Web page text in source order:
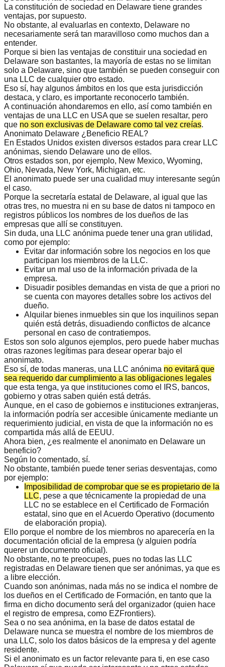
La constitución de sociedad en Delaware tiene grandes
ventajas, por supuesto.
No obstante, al evaluarlas en contexto, Delaware no
necesariamente será tan maravilloso como muchos dan a
entender.
Porque si bien las ventajas de constituir una sociedad en
Delaware son bastantes, la mayoría de estas no se limitan
solo a Delaware, sino que también se pueden conseguir con
una LLC de cualquier otro estado.
Eso sí, hay algunos ámbitos en los que esta jurisdicción
destaca, y claro, es importante reconocerlo también.
A continuación ahondaremos en ello, así como también en
ventajas de una LLC en USA que se suelen resaltar, pero
que no son exclusivas de Delaware como tal vez creías.
Anonimato Delaware ¿Beneficio REAL?
En Estados Unidos existen diversos estados para crear LLC
anónimas, siendo Delaware uno de ellos.
Otros estados son, por ejemplo, New Mexico, Wyoming,
Ohio, Nevada, New York, Michigan, etc.
El anonimato puede ser una cualidad muy interesante según
el caso.
Porque la secretaría estatal de Delaware, al igual que las
otras tres, no muestra ni en su base de datos ni tampoco en
registros públicos los nombres de los dueños de las
empresas que allí se constituyen.
Sin duda, una LLC anónima puede tener una gran utilidad,
como por ejemplo:
Evitar dar información sobre los negocios en los que
participan los miembros de la LLC.
Evitar un mal uso de la información privada de la
empresa.
Disuadir posibles demandas en vista de que a priori no
se cuenta con mayores detalles sobre los activos del
dueño.
Alquilar bienes inmuebles sin que los inquilinos sepan
quién está detrás, disuadiendo conflictos de alcance
personal en caso de contratiempos.
Estos son solo algunos ejemplos, pero puede haber muchas
otras razones legítimas para desear operar bajo el
anonimato.
Eso sí, de todas maneras, una LLC anónima no evitará que
sea requerido dar cumplimiento a las obligaciones legales
que esta tenga, ya que instituciones como el IRS, bancos,
gobierno y otras saben quién está detrás.
Aunque, en el caso de gobiernos e instituciones extranjeras,
la información podría ser accesible únicamente mediante un
requerimiento judicial, en vista de que la información no es
compartida más allá de EEUU.
Ahora bien, ¿es realmente el anonimato en Delaware un
beneficio?
Según lo comentado, sí.
No obstante, también puede tener serias desventajas, como
por ejemplo:
Imposibilidad de comprobar que se es propietario de la
LLC, pese a que técnicamente la propiedad de una
LLC no se establece en el Certificado de Formación
estatal, sino que en el Acuerdo Operativo (documento
de elaboración propia).
Ello porque el nombre de los miembros no aparecería en la
documentación oficial de la empresa (y alguien podría
querer un documento oficial).
No obstante, no te preocupes, pues no todas las LLC
registradas en Delaware tienen que ser anónimas, ya que es
a libre elección.
Cuando son anónimas, nada más no se indica el nombre de
los dueños en el Certificado de Formación, en tanto que la
firma en dicho documento será del organizador (quien hace
el registro de empresa, como EZFrontiers).
Sea o no sea anónima, en la base de datos estatal de
Delaware nunca se muestra el nombre de los miembros de
una LLC, solo los datos básicos de la empresa y del agente
residente.
Si el anonimato es un factor relevante para ti, en ese caso